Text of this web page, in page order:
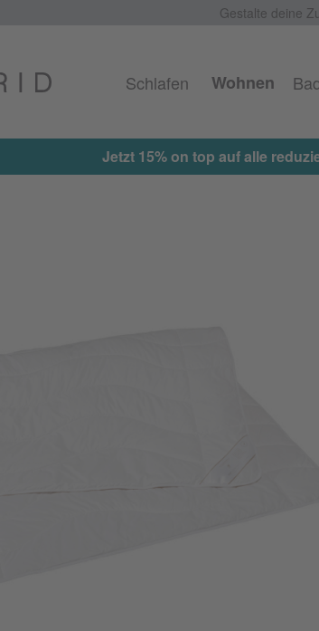
Gestalte deine
Schlafen Wohnen
Jetzt 15% on top auf alle